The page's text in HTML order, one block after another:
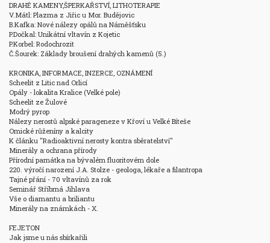
DRAHÉ KAMENY,ŠPERKAŘSTVÍ, LITHOTERAPIE
V.Mátl: Plazma z Jiřic u Mor. Budějovic
B.Kafka: Nové nálezy opálů na Náměšťsku
P.Dočkal: Unikátní vltavín z Kojetic
P.Korbel: Rodochrozit
Č.Šourek: Základy broušení drahých kamenů (5.)
KRONIKA, INFORMACE, INZERCE, OZNÁMENÍ
Scheelit z Litic nad Orlicí
Opály - lokalita Kralice (Velké pole)
Scheelit ze Žulové
Modrý pyrop
Nálezy nerostů alpské parageneze v Křoví u Velké Bíteše
Omické růženíny a kalcity
K článku "Radioaktivní nerosty kontra sběratelství"
Minerály a ochrana přírody
Přírodní památka na bývalém fluoritovém dole
220. výročí narození J.A. Stolze - geologa, lékaře a filantropa
Tajné přání - 70 vltavínů za rok
Seminář Stříbrná Jihlava
Vše o diamantu a briliantu
Minerály na známkách - X.
FEJETON
Jak jsme u nás sbírkařili